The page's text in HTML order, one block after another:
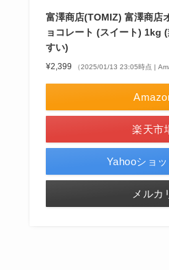
富澤商店(TOMIZ) 富澤商店
ョコレート (スイート) 1kg
すい)
¥2,399 （2025/01/13 23:05時点 |
楽天市
Yahooショ
メルカ